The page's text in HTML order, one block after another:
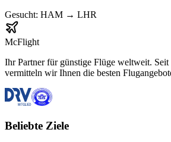
Gesucht: HAM → LHR
McFlight
Ihr Partner für günstige Flüge weltweit. Seit
vermitteln wir Ihnen die besten
Beliebte Ziele